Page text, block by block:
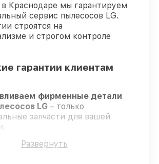
Краснодаре мы гарантируем
сервис пылесосов LG.
строятся на
и строгом контроле
гарантии клиентам
фирменные детали
LG – только
запчасти для вашей
обучение, что гарантирует
Развернуть